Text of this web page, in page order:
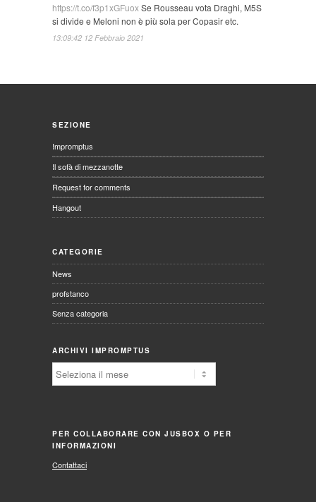
https://t.co/f3p1xGFuoxSe Rousseau vota Draghi, M5S
si divide e Meloni non è più sola per Copasir etc.
13:09:42 12 Febbraio 2021
SEZIONE
Impromptus
Il sofà di mezzanotte
Request for comments
Hangout
CATEGORIE
News
profstanco
Senza categoria
ARCHIVI IMPROMPTUS
Archivi
Impromptus
PER COLLABORARE CON JUSBOX O PER
INFORMAZIONI
Contattaci